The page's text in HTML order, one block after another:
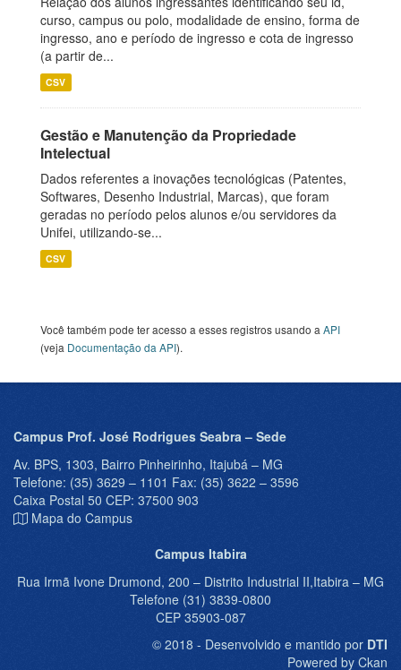
curso, campus ou polo, modalidade de ensino, forma de
ingresso, ano e período de ingresso e cota de ingresso
(a partir de...
CSV
Gestão e Manutenção da Propriedade
Intelectual
Dados referentes a inovações tecnológicas (Patentes,
Softwares, Desenho Industrial, Marcas), que foram
geradas no período pelos alunos e/ou servidores da
Unifei, utilizando-se...
CSV
Você também pode ter acesso a esses registros usando a API
(veja Documentação da API).
Campus Prof. José Rodrigues Seabra – Sede
Av. BPS, 1303, Bairro Pinheirinho, Itajubá – MG
Telefone: (35) 3629 – 1101 Fax: (35) 3622 – 3596
Caixa Postal 50 CEP: 37500 903
Mapa do Campus
Campus Itabira
Rua Irmã Ivone Drumond, 200 – Distrito Industrial II,Itabira – MG
Telefone (31) 3839-0800
CEP 35903-087
© 2018 - Desenvolvido e mantido por DTI
Powered by Ckan